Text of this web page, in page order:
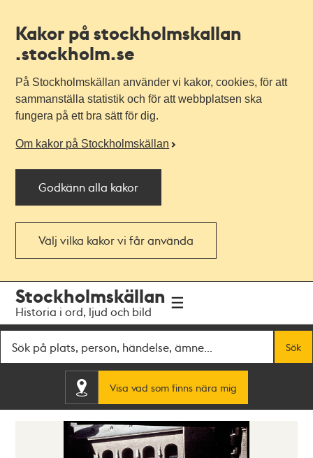
Kakor på stockholmskallan
.stockholm.se
På Stockholmskällan använder vi kakor, cookies, för att
sammanställa statistik och för att webbplatsen ska
fungera på ett bra sätt för dig.
Om kakor på Stockholmskällan
Godkänn alla kakor
Välj vilka kakor vi får använda
navigationen
huvudinnehållet
Stockholmskällan
Historia i ord, ljud och bild
Sök
Visa vad som finns nära mig